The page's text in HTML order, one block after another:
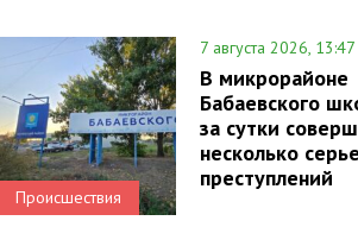
Происшествия
7 августа 2026, 13:47
В микрорайоне
Бабаевского
за сутки
несколько
преступлений